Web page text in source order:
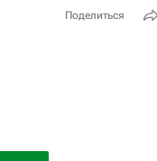
Поделиться